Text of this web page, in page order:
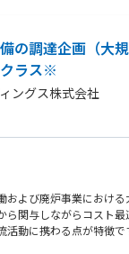
協働・推進できる方
体的に課題を解決できる方
つ実務にも柔軟に対応で
ら課題を発見し、提案
の調達企画（大
ラス※
ングス株式会社
および廃炉事業におけ
ら関与しながらコスト
動に携わる点が特徴で